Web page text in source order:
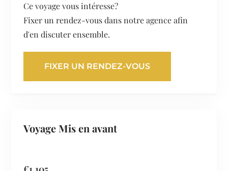
Ce voyage vous intéresse?
Fixer un rendez-vous dans notre agence afin
d'en discuter ensemble.
FIXER UN RENDEZ-VOUS
Voyage Mis en avant